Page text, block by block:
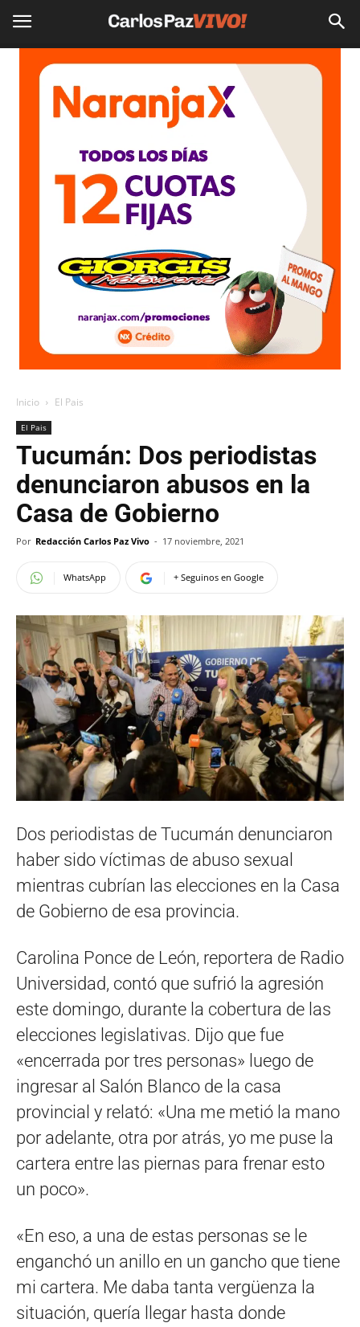
Inicio El Pais
El Pais
Tucumán: Dos periodistas
denunciaron abusos en la
Casa de Gobierno
Por Redacción Carlos Paz Vivo - 17 noviembre, 2021
WhatsApp + Seguinos en Google
Dos periodistas de Tucumán denunciaron
haber sido víctimas de abuso sexual
mientras cubrían las elecciones en la Casa
de Gobierno de esa provincia.
Carolina Ponce de León, reportera de Radio
Universidad, contó que sufrió la agresión
este domingo, durante la cobertura de las
elecciones legislativas. Dijo que fue
«encerrada por tres personas» luego de
ingresar al Salón Blanco de la casa
provincial y relató: «Una me metió la mano
por adelante, otra por atrás, yo me puse la
cartera entre las piernas para frenar esto
un poco».
«En eso, a una de estas personas se le
enganchó un anillo en un gancho que tiene
mi cartera. Me daba tanta vergüenza la
situación, quería llegar hasta donde